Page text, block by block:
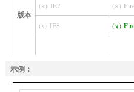
版本
(×) IE7 (×)
(x) IE8 (√)
示例：